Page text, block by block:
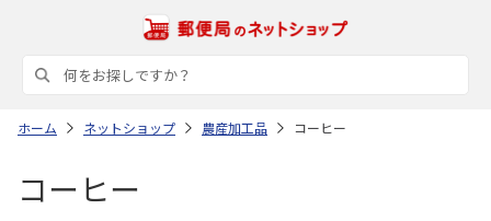
ホーム ネットショップ 農産加工品 コーヒー
コーヒー